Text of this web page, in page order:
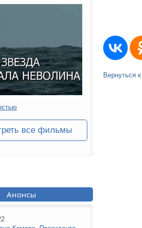
Вернуться
все фильмы
Анонсы